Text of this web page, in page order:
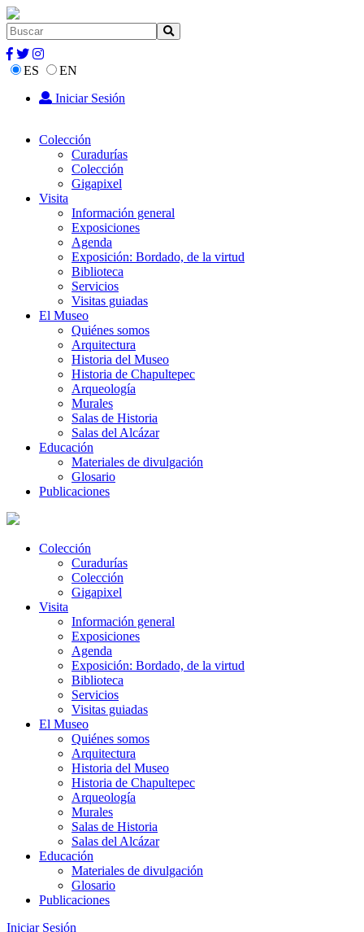
ES
EN
Iniciar Sesión
Colección
Curadurías
Colección
Gigapixel
Visita
Información general
Exposiciones
Agenda
Exposición: Bordado, de la virtud
Biblioteca
Servicios
Visitas guiadas
El Museo
Quiénes somos
Arquitectura
Historia del Museo
Historia de Chapultepec
Arqueología
Murales
Salas de Historia
Salas del Alcázar
Educación
Materiales de divulgación
Glosario
Publicaciones
Colección
Curadurías
Colección
Gigapixel
Visita
Información general
Exposiciones
Agenda
Exposición: Bordado, de la virtud
Biblioteca
Servicios
Visitas guiadas
El Museo
Quiénes somos
Arquitectura
Historia del Museo
Historia de Chapultepec
Arqueología
Murales
Salas de Historia
Salas del Alcázar
Educación
Materiales de divulgación
Glosario
Publicaciones
Iniciar Sesión